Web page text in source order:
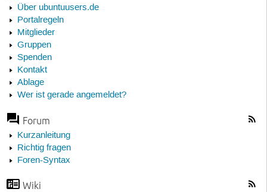
Über ubuntuusers.de
Portalregeln
Mitglieder
Gruppen
Spenden
Kontakt
Ablage
Wer ist gerade angemeldet?
Forum
Kurzanleitung
Richtig fragen
Foren-Syntax
Wiki